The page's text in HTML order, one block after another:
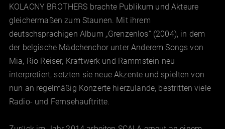
KOLACNY BROTHERS brachte Publikum und Akteure
gleichermaßen zum Staunen. Mit ihrem
deutschsprachigen Album „Grenzenlos“ (2004), in dem
der belgische Mädchenchor unter Anderem Songs von
Mia, Rio Reiser, Kraftwerk und Rammstein neu
interpretiert, setzten sie neue Akzente und spielten von
nun an regelmäßig Konzerte hierzulande, bestritten viele
Radio- und Fernsehauftritte.